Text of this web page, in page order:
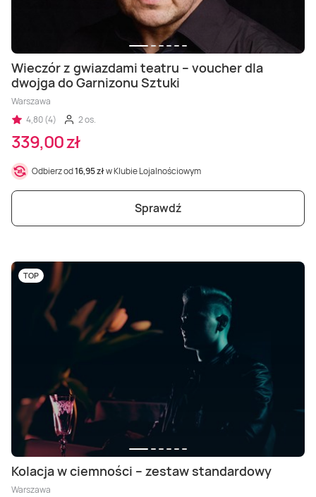
Wieczór z gwiazdami teatru – voucher dla
dwojga do Garnizonu Sztuki
Warszawa
4,80 (4)
2 os.
339,00 zł
Odbierz od16,95 złw Klubie Lojalnościowym
Sprawdź
TOP
Kolacja w ciemności – zestaw standardowy
Warszawa